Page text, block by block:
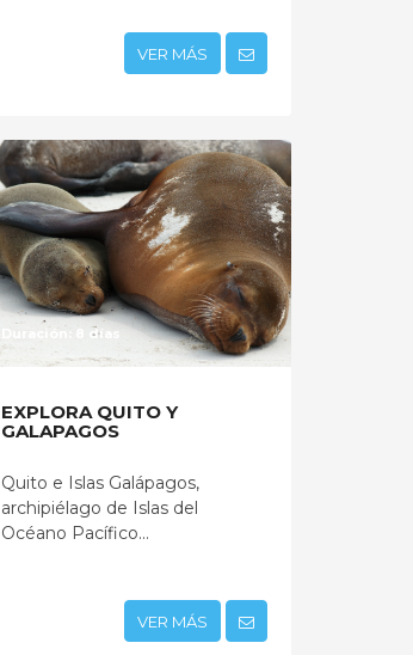
VER MÁS
Duración: 8 días
EXPLORA QUITO Y
GALAPAGOS
Quito e Islas Galápagos,
archipiélago de Islas del
Océano Pacífico...
VER MÁS